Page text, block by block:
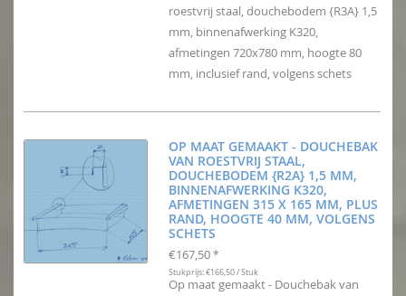
roestvrij staal, douchebodem {R3A} 1,5
mm, binnenafwerking K320,
afmetingen 720x780 mm, hoogte 80
mm, inclusief rand, volgens schets
OP MAAT GEMAAKT - DOUCHEBAK
VAN ROESTVRIJ STAAL,
DOUCHEBODEM {R2A} 1,5 MM,
BINNENAFWERKING K320,
AFMETINGEN 315 X 165 MM, PLUS
RAND, HOOGTE 40 MM, VOLGENS
SCHETS
€167,50 *
Stukprijs: €166,50 / Stuk
Op maat gemaakt - Douchebak van